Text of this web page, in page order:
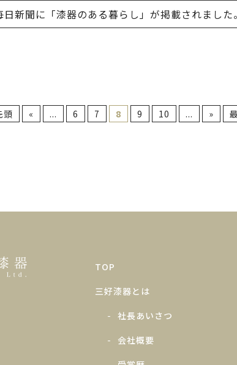
日新聞に「漆器のある暮らし」が掲載されました。
頭 « ... 6 7 8 9 10 ... »
TOP
三好漆器とは
社長あいさつ
会社概要